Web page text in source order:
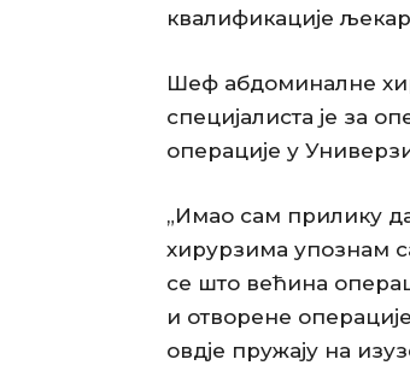
квалификације
Шеф абдоминалне
специјалиста је за
операције у
„Имао сам прилику
хирурзима упознам
се што већина
и отворене
овдје пружају на